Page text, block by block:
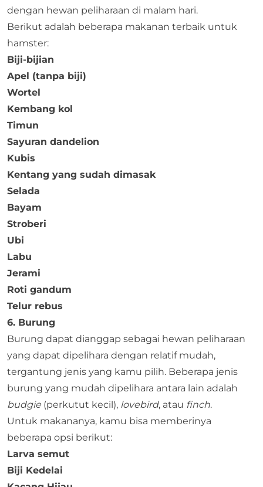
dengan hewan peliharaan di malam hari.
Berikut adalah beberapa makanan terbaik untuk
hamster:
Biji-bijian
Apel (tanpa biji)
Wortel
Kembang kol
Timun
Sayuran dandelion
Kubis
Kentang yang sudah dimasak
Selada
Bayam
Stroberi
Ubi
Labu
Jerami
Roti gandum
Telur rebus
6. Burung
Burung dapat dianggap sebagai hewan peliharaan
yang dapat dipelihara dengan relatif mudah,
tergantung jenis yang kamu pilih. Beberapa jenis
burung yang mudah dipelihara antara lain adalah
budgie (perkutut kecil), lovebird, atau finch.
Untuk makananya, kamu bisa memberinya
beberapa opsi berikut:
Larva semut
Biji Kedelai